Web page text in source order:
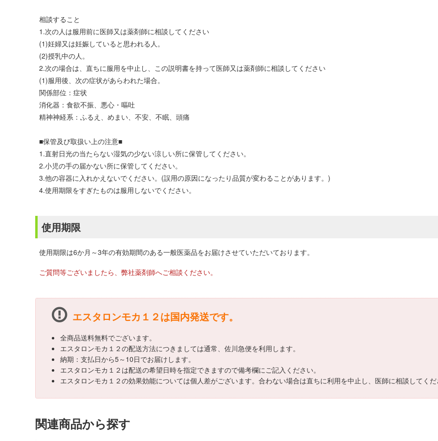
相談すること
1.次の人は服用前に医師又は薬剤師に相談してください
(1)妊婦又は妊娠していると思われる人。
(2)授乳中の人。
2.次の場合は、直ちに服用を中止し、この説明書を持って医師又は薬剤師に相談してください
(1)服用後、次の症状があらわれた場合。
関係部位：症状
消化器：食欲不振、悪心・嘔吐
精神神経系：ふるえ、めまい、不安、不眠、頭痛
■保管及び取扱い上の注意■
1.直射日光の当たらない湿気の少ない涼しい所に保管してください。
2.小児の手の届かない所に保管してください。
3.他の容器に入れかえないでください。(誤用の原因になったり品質が変わることがあります。)
4.使用期限をすぎたものは服用しないでください。
使用期限
使用期限は6か月～3年の有効期間のある一般医薬品をお届けさせていただいております。
ご質問等ございましたら、弊社薬剤師へご相談ください。
エスタロンモカ１２は国内発送です。
全商品送料無料でございます。
エスタロンモカ１２の配送方法につきましては通常、佐川急便を利用します。
納期：支払日から5～10日でお届けします。
エスタロンモカ１２は配送の希望日時を指定できますので備考欄にご記入ください。
エスタロンモカ１２の効果効能については個人差がございます。合わない場合は直ちに利用を中止し、医師に相談してく
関連商品から探す